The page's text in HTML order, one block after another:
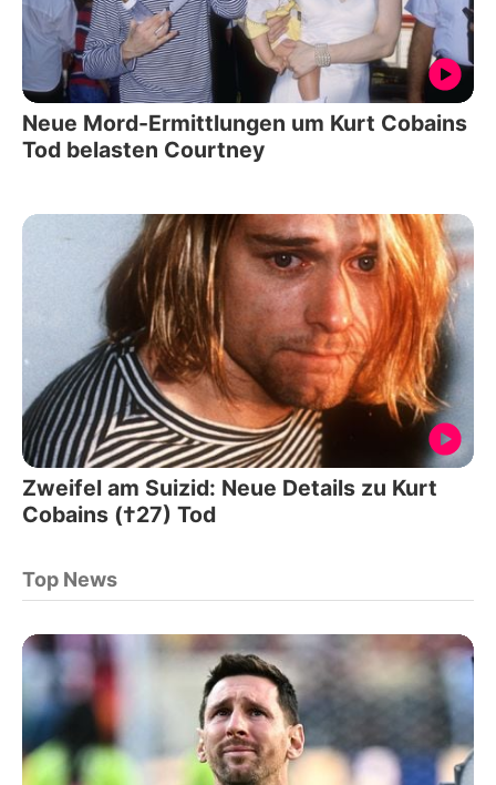
Neue Mord-Ermittlungen um Kurt Cobains
Tod belasten Courtney
Zweifel am Suizid: Neue Details zu Kurt
Cobains (†27) Tod
Top News